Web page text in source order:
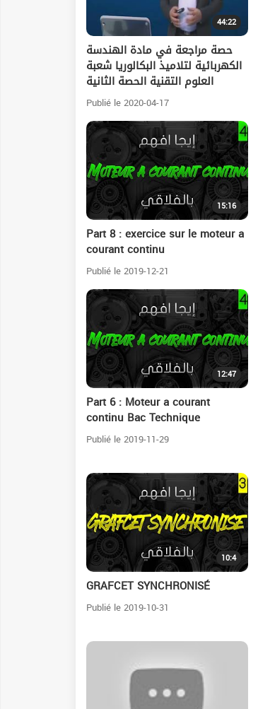
44:22
حصة مراجعة في مادة الهندسة
الكهربائية لتلاميذ البكالوريا شعبة
العلوم التقنية الحصة الثانية
Publié le 2020-04-17
15:16
Part 8 : exercice sur le moteur a
courant continu
Publié le 2019-12-21
12:47
Part 6 : Moteur a courant
continu Bac Technique
Publié le 2019-11-29
10:4
GRAFCET SYNCHRONISÉ
Publié le 2019-10-31